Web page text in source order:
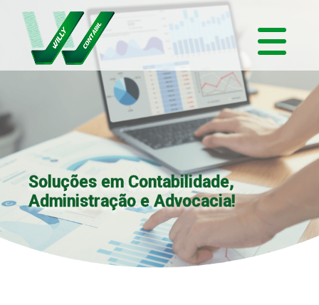
Soluções em Contabilidade,
Administração e Advocacia!